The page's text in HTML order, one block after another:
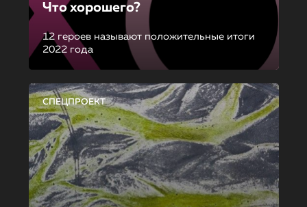
Что хорошего?
12 героев называют положительные итоги
2022 года
СПЕЦПРОЕКТ